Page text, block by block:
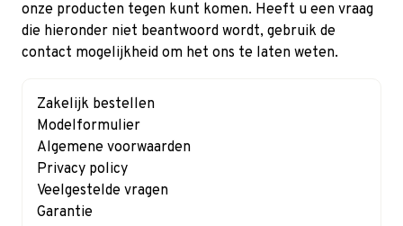
onze producten tegen kunt komen. Heeft u een vraag
die hieronder niet beantwoord wordt, gebruik de
contact mogelijkheid om het ons te laten weten.
Zakelijk bestellen
Modelformulier
Algemene voorwaarden
Privacy policy
Veelgestelde vragen
Garantie